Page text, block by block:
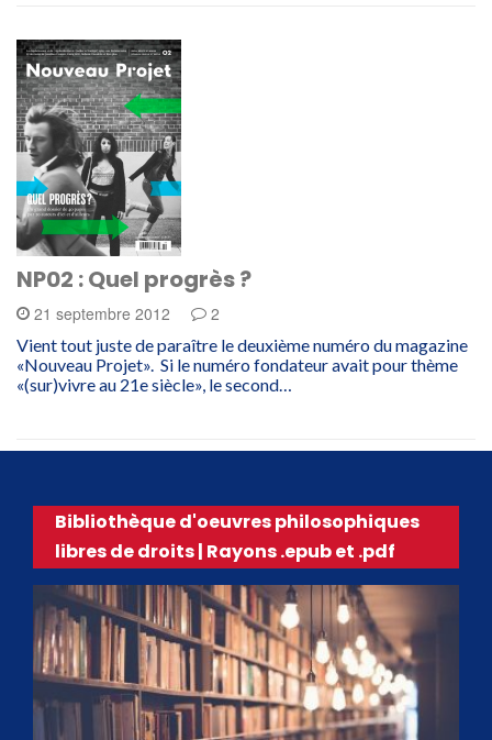
NP02 : Quel progrès ?
21 septembre 2012 2
Vient tout juste de paraître le deuxième numéro du magazine
«Nouveau Projet». Si le numéro fondateur avait pour thème
«(sur)vivre au 21e siècle», le second…
Bibliothèque d'oeuvres philosophiques
libres de droits | Rayons .epub et .pdf